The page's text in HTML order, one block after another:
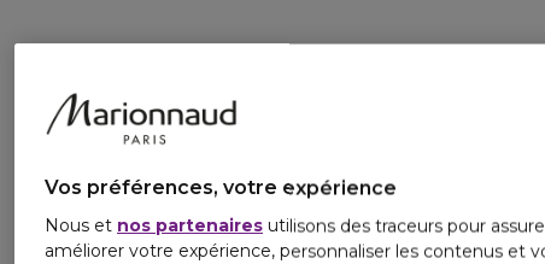
Vos préférences, votre expérience
Nous et nos partenaires utilisons des traceurs pour
améliorer votre expérience, personnaliser les contenus et